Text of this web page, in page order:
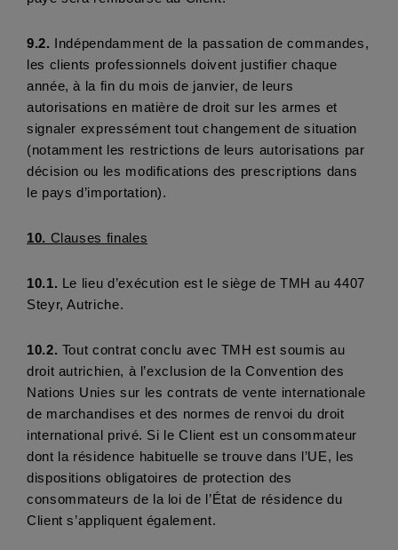
9.2. Indépendamment de la passation de commandes,
les clients professionnels doivent justifier chaque
année, à la fin du mois de janvier, de leurs
autorisations en matière de droit sur les armes et
signaler expressément tout changement de situation
(notamment les restrictions de leurs autorisations par
décision ou les modifications des prescriptions dans
le pays d’importation).
10. Clauses finales
10.1. Le lieu d’exécution est le siège de TMH au 4407
Steyr, Autriche.
10.2. Tout contrat conclu avec TMH est soumis au
droit autrichien, à l’exclusion de la Convention des
Nations Unies sur les contrats de vente internationale
de marchandises et des normes de renvoi du droit
international privé. Si le Client est un consommateur
dont la résidence habituelle se trouve dans l’UE, les
dispositions obligatoires de protection des
consommateurs de la loi de l’État de résidence du
Client s’appliquent également.